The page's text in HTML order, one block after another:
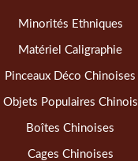
Minorités Ethniques
Matériel Caligraphie
Pinceaux Déco Chinoises
Objets Populaires Chinois
Boîtes Chinoises
Cages Chinoises